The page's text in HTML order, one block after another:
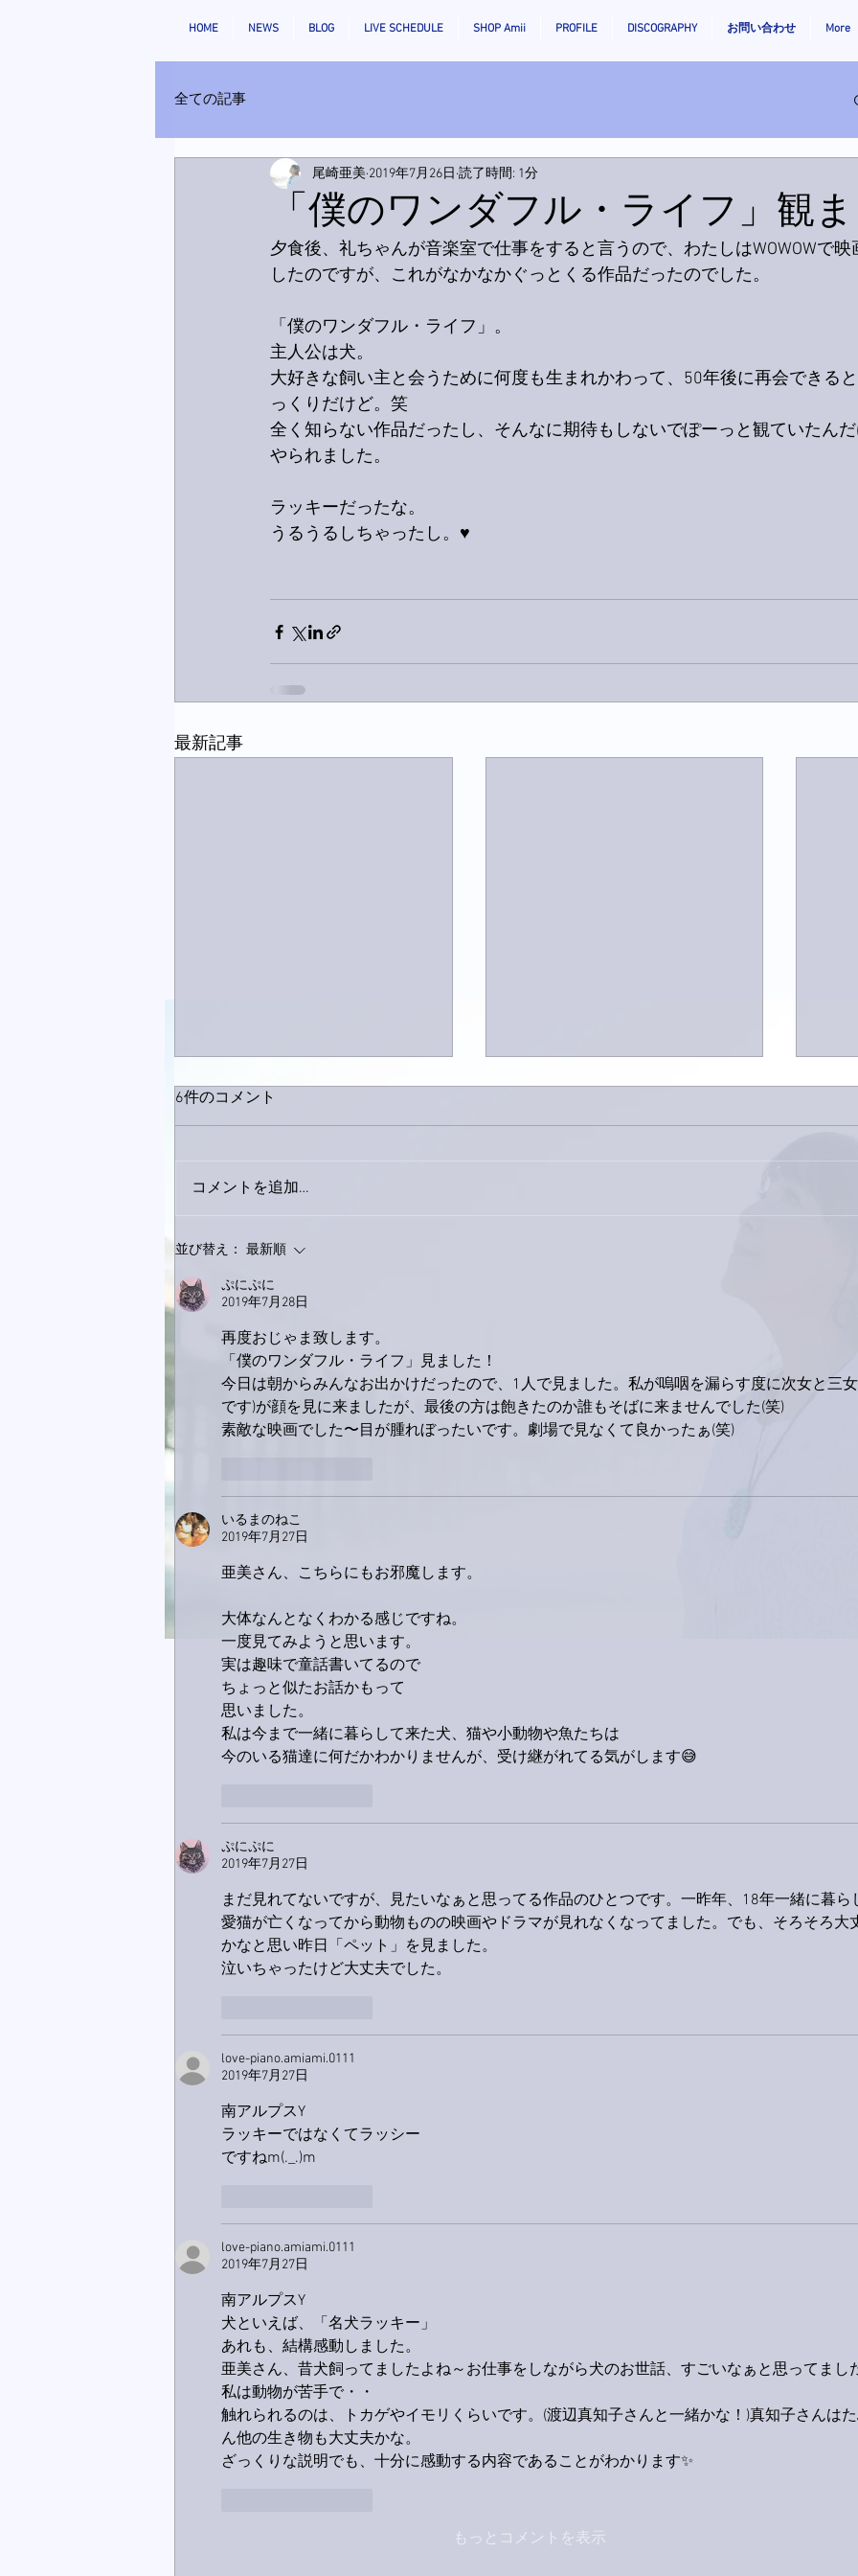
HOME NEWS BLOG LIVE SCHEDULE SHOP Amii PROFILE DISCOGRAPHY お問い合わせ More
全ての記事
「僕のワンダフル・ライフ」観
尾崎亜美 2019年7月26日 読了時間: 1分
夕食後、礼ちゃんが音楽室で仕事をすると言うので、わたしはWOWOWで
したのですが、これがなかなかぐっとくる作品だったのでした。
「僕のワンダフル・ライフ」。
主人公は犬。
大好きな飼い主と会うために何度も生まれかわって、50年後に再会できる
っくりだけど。笑
全く知らない作品だったし、そんなに期待もしないでぽーっと観ていたん
やられました。
ラッキーだったな。
うるうるしちゃったし。♥️
最新記事
6件のコメント
コメントを追加…
並び替え： 最新順
ぷにぷに
2019年7月28日
再度おじゃま致します。
「僕のワンダフル・ライフ」見ました！
今日は朝からみんなお出かけだったので、1人で見ました。私が嗚咽を漏らす度に次女と三
です)が顔を見に来ましたが、最後の方は飽きたのか誰もそばに来ませんでした(笑)
素敵な映画でした〜目が腫れぼったいです。劇場で見なくて良かったぁ(笑)
いるまのねこ
2019年7月27日
亜美さん、こちらにもお邪魔します。
大体なんとなくわかる感じですね。
一度見てみようと思います。
実は趣味で童話書いてるので
ちょっと似たお話かもって
思いました。
私は今まで一緒に暮らして来た犬、猫や小動物や魚たちは
今のいる猫達に何だかわかりませんが、受け継がれてる気がします😅
ぷにぷに
2019年7月27日
まだ見れてないですが、見たいなぁと思ってる作品のひとつです。一昨年、18年一緒に暮ら
愛猫が亡くなってから動物ものの映画やドラマが見れなくなってました。でも、そろそろ大
かなと思い昨日「ペット」を見ました。
泣いちゃったけど大丈夫でした。
love-piano.amiami.0111
2019年7月27日
南アルプスY
ラッキーではなくてラッシー
ですねm(._.)m
love-piano.amiami.0111
2019年7月27日
南アルプスY
犬といえば、「名犬ラッキー」
あれも、結構感動しました。
亜美さん、昔犬飼ってましたよね～お仕事をしながら犬のお世話、すごいなぁと思ってまし
私は動物が苦手で・・
触れられるのは、トカゲやイモリくらいです。(渡辺真知子さんと一緒かな！)真知子さんは
ん他の生き物も大丈夫かな。
ざっくりな説明でも、十分に感動する内容であることがわかります✨
もっとコメントを表示